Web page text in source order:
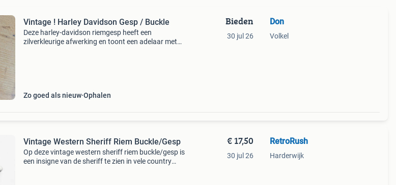
Vintage ! Harley Davidson Gesp / Buckle
Deze harley-davidson riemgesp heeft een
zilverkleurige afwerking en toont een adelaar met
Zo goed als nieuw Ophalen
Bieden
30 jul 26
Don
Volkel
Vintage Western Sheriff Riem Buckle/Gesp
Op deze vintage western sheriff riem buckle/gesp is
een insigne van de sheriff te zien in vele country
€ 17,50
30 jul 26
RetroRush
Harderwijk